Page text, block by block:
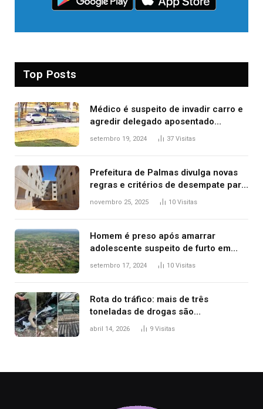
Top Posts
Médico é suspeito de invadir carro e
agredir delegado aposentado
durante confusão no trânsito
setembro 19, 2024 37 Visitas
Prefeitura de Palmas divulga novas
regras e critérios de desempate para
seleção de famílias no Minha Casa,
novembro 25, 2025 10 Visitas
Homem é preso após amarrar
adolescente suspeito de furto em
estaca de cerca e agredi-lo
setembro 17, 2024 10 Visitas
Rota do tráfico: mais de três
toneladas de drogas são
apreendidas no TO em três meses
abril 14, 2026 9 Visitas